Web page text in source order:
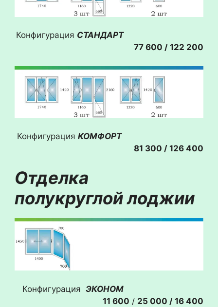
Конфигурация СТАНДАРТ
77 600 / 122 200
Конфигурация КОМФОРТ
81 300 / 126 400
Отделка
полукруглойлоджии
Конфигурация ЭКОНОМ
11 600 / 25 000 / 16 400